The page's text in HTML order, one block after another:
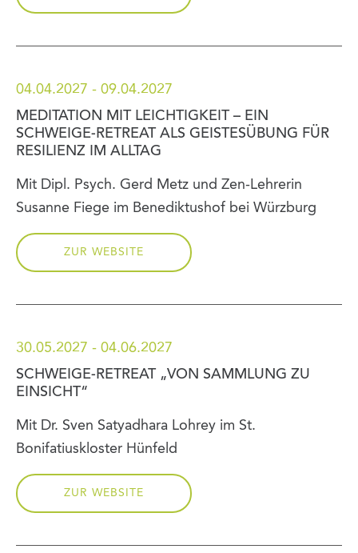
04.04.2027 - 09.04.2027
MEDITATION MIT LEICHTIGKEIT – EIN
SCHWEIGE-RETREAT ALS GEISTESÜBUNG FÜR
RESILIENZ IM ALLTAG
Mit Dipl. Psych. Gerd Metz und Zen-Lehrerin
Susanne Fiege im Benediktushof bei Würzburg
ZUR WEBSITE
30.05.2027 - 04.06.2027
SCHWEIGE-RETREAT „VON SAMMLUNG ZU
EINSICHT“
Mit Dr. Sven Satyadhara Lohrey im St.
Bonifatiuskloster Hünfeld
ZUR WEBSITE